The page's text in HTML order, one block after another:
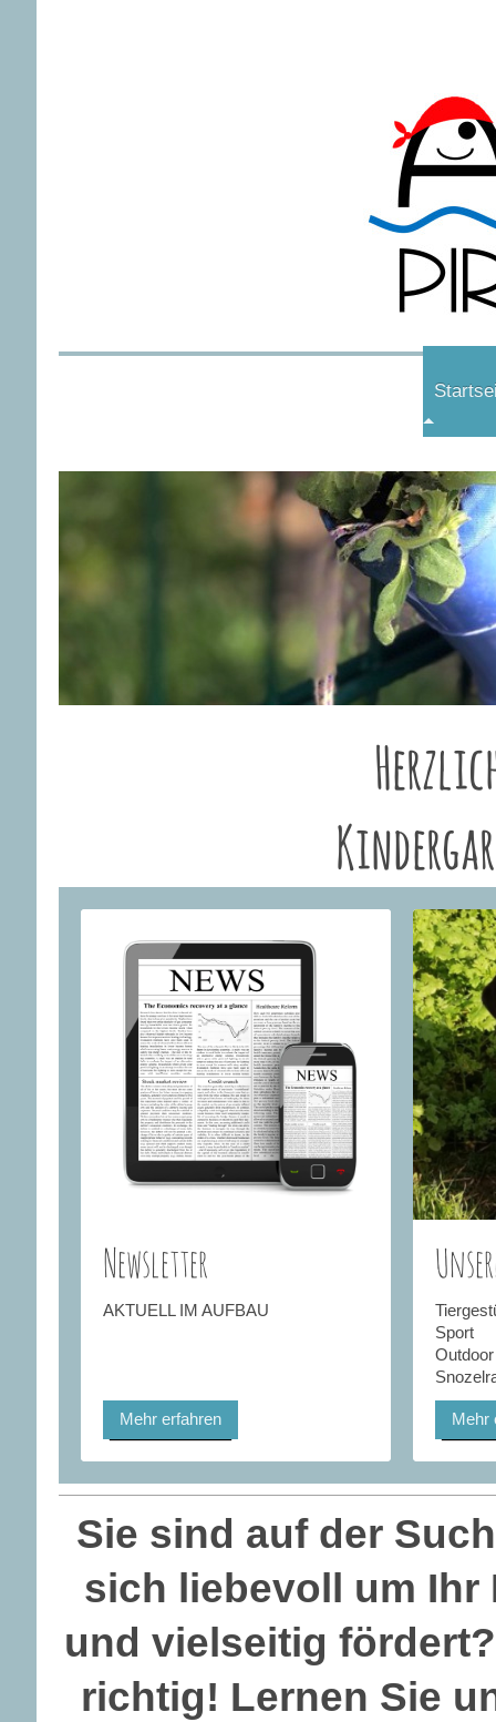
Newsletter
AKTUELL IM AUFBAU
Mehr erfahren
Sport
Outdoor
Mehr
Sie sind auf der
sich liebevoll um
und vielseitig
richtig! Lernen Sie